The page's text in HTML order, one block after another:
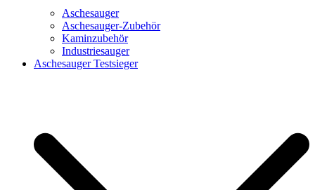
Aschesauger
Aschesauger-Zubehör
Kaminzubehör
Industriesauger
Aschesauger Testsieger